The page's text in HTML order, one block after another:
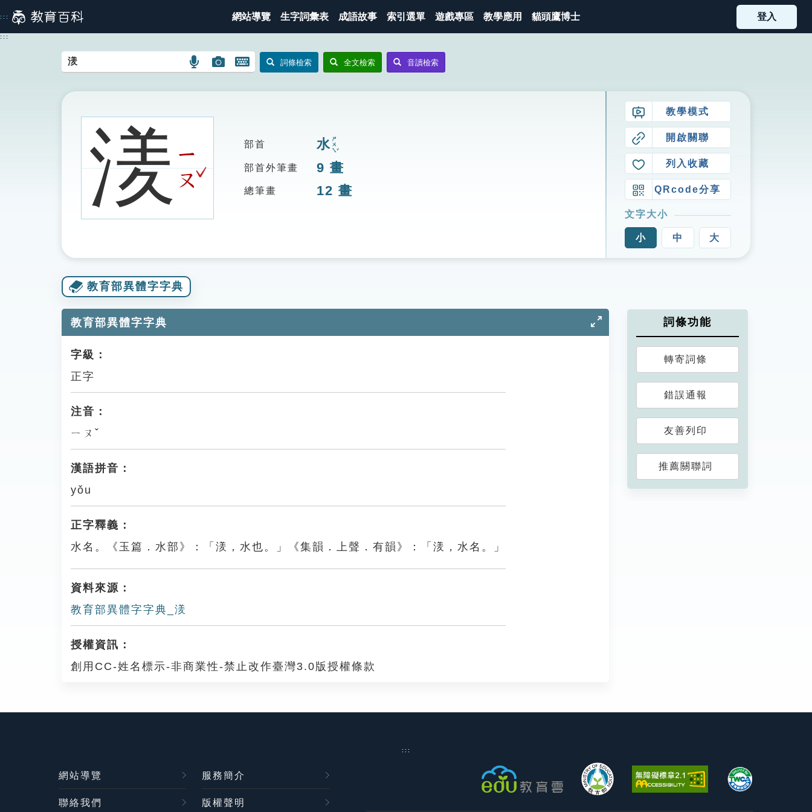
到
主
::: 網站導覽 生字詞彙表 成語故事 索引選單 遊戲專區 教學應用 貓頭鷹博士 登入
:::
語
搜
圖
圖
搜
開
鍵
詞條檢索 全文檢索 音讀檢索
湵ㄧ
ㄡ
ˇ
部首 水ㄕㄨㄟˇ
部首外筆畫 9 畫
總筆畫 12 畫
教學模式
開啟關聯
列入收藏
QRcode分享
文字大小
小 中 大
教育部異體字字典
教育部異體字字典
字級：
正字
注音：
ㄧㄡˇ
漢語拼音：
yǒu
正字釋義：
水名。《玉篇．水部》：「湵，水也。」《集韻．上聲．有韻》：「湵，水名。」
資料來源：
教育部異體字字典_湵
授權資訊：
創用CC-姓名標示-非商業性-禁止改作臺灣3.0版授權條款
詞條功能
轉寄詞條
錯誤通報
友善列印
推薦關聯詞
:::
網站導覽 服務簡介
聯絡我們 版權聲明